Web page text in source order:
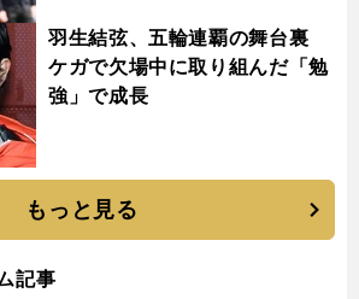
羽生結弦、五輪連覇の舞台裏
ケガで欠場中に取り組んだ「勉
強」で成長
もっと見る
記事